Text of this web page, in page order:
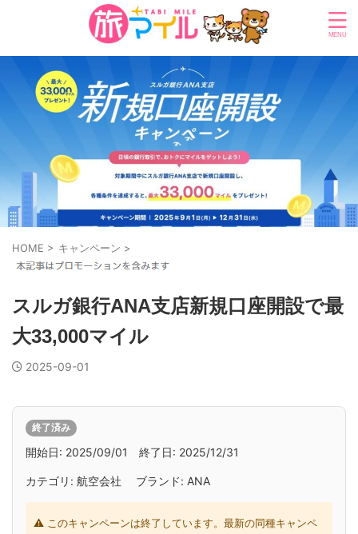
HOME > キャンペーン >
スルガ銀行ANA支店新規口座開設で最
大33,000マイル
2025-09-01
終了済み
開始日: 2025/09/01 終了日: 2025/12/31
カテゴリ: 航空会社 ブランド: ANA
⚠ このキャンペーンは終了しています。最新の同種キャンペ